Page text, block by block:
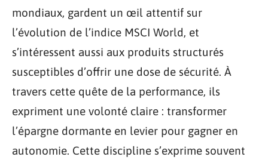
mondiaux, gardent un œil attentif sur
l’évolution de l’indice MSCI World, et
s’intéressent aussi aux produits structurés
susceptibles d’offrir une dose de sécurité. À
travers cette quête de la performance, ils
expriment une volonté claire : transformer
l’épargne dormante en levier pour gagner en
autonomie. Cette discipline s’exprime souvent